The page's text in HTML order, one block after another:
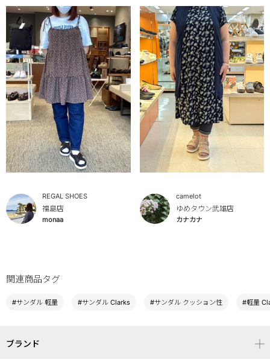
REGAL SHOES
福島店
monaa
camelot
ゆめタウン武雄店
カナカナ
関連商品タグ
#サンダル 軽量 #サンダル Clarks #サンダル クッション性 #軽量
ブランド